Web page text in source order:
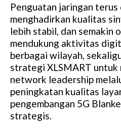
Penguatan jaringan
menghadirkan kualitas
lebih stabil, dan semakin
mendukung aktivitas
berbagai wilayah,
strategi XLSMART untuk
network leadership
peningkatan kualitas
pengembangan 5G
strategis.